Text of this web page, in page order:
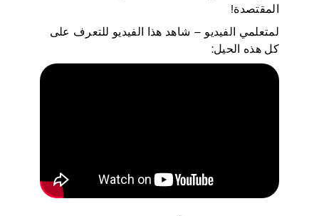
المقتصدة!
لمتعلمي الفيديو – شاهد هذا الفيديو للتعرف على
كل هذه الحيل: